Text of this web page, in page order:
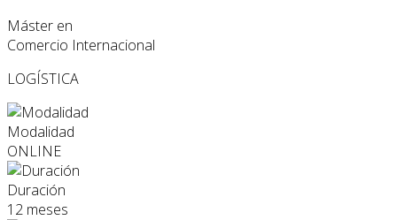
Máster en
Comercio Internacional
LOGÍSTICA
Modalidad
ONLINE
Duración
12 meses